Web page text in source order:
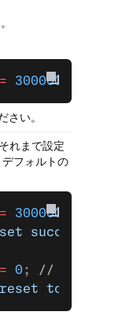
= 300000
さい。
れまで設定
フォルトの
= 300000
set
= 0 ;
// Reset
reset to